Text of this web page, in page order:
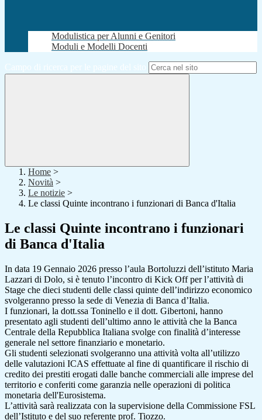
Modulistica per Alunni e Genitori
Moduli e Modelli Docenti
Campo di ricerca per le pagine del sito
Home >
Novità >
Le notizie >
Le classi Quinte incontrano i funzionari di Banca d'Italia
Le classi Quinte incontrano i funzionari
di Banca d'Italia
In data 19 Gennaio 2026 presso l’aula Bortoluzzi dell’istituto Maria
Lazzari di Dolo, si è tenuto l’incontro di Kick Off per l’attività di
Stage che dieci studenti delle classi quinte dell’indirizzo economico
svolgeranno presso la sede di Venezia di Banca d’Italia.
I funzionari, la dott.ssa Toninello e il dott. Gibertoni, hanno
presentato agli studenti dell’ultimo anno le attività che la Banca
Centrale della Repubblica Italiana svolge con finalità d’interesse
generale nel settore finanziario e monetario.
Gli studenti selezionati svolgeranno una attività volta all’utilizzo
delle valutazioni ICAS effettuate al fine di quantificare il rischio di
credito dei prestiti erogati dalle banche commerciali alle imprese del
territorio e conferiti come garanzia nelle operazioni di politica
monetaria dell'Eurosistema.
L’attività sarà realizzata con la supervisione della Commissione FSL
dell’Istituto e del suo referente prof. Tiozzo.